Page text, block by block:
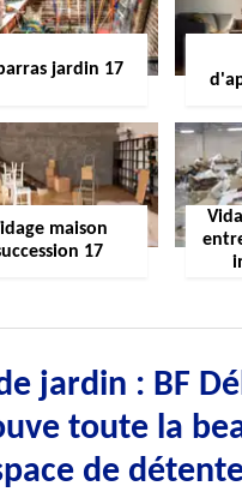
jardin 17
maison
17
jardin : BF
toute la
de